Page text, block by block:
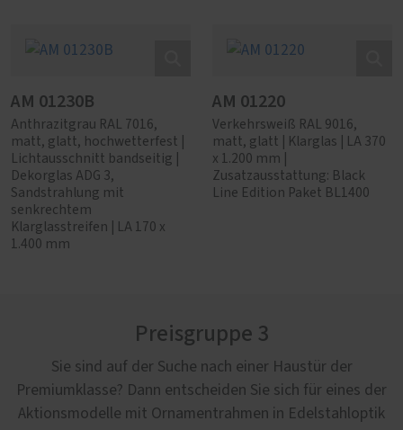
AM 01230B
Anthrazitgrau RAL 7016,
matt, glatt, hochwetterfest |
Lichtausschnitt bandseitig |
Dekorglas ADG 3,
Sandstrahlung mit
senkrechtem
Klarglasstreifen | LA 170 x
1.400 mm
AM 01220
Verkehrsweiß RAL 9016,
matt, glatt | Klarglas | LA 370
x 1.200 mm |
Zusatzausstattung: Black
Line Edition Paket BL1400
Preisgruppe 3
Sie sind auf der Suche nach einer Haustür der
Premiumklasse? Dann entscheiden Sie sich für eines der
Aktionsmodelle mit Ornamentrahmen in Edelstahloptik